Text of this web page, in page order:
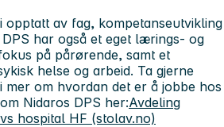
opptatt av fag, kompetanseutvikling
har også et eget lærings- og
på pårørende, samt et
helse og arbeid. Ta gjerne
om hvordan det er å jobbe hos
Nidaros DPS her:Avdeling
hospital HF (stolav.no)